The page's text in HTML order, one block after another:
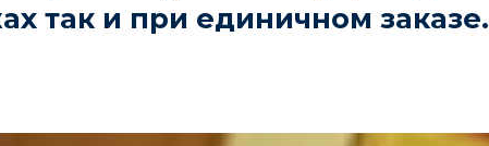
так и при единичном заказе.